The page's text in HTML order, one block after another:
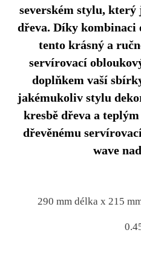
severském stylu, který
dřeva. Díky kombinaci
tento krásný a
servírovací
doplňkem vaší
jakémukoliv stylu
kresbě dřeva a
dřevěnému
wave
290 mm délka x 215